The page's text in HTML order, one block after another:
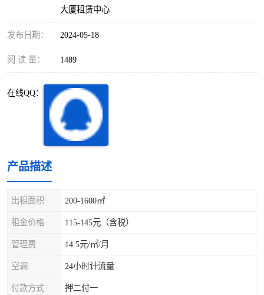
大厦租赁中心
发布日期： 2024-05-18
阅 读 量： 1489
在线QQ：
产品描述
出租面积 200-1600㎡
租金价格 115-145元（含税）
管理费 14.5元/㎡/月
空调 24小时计流量
付款方式 押二付一
南头 高新园
宝安西乡
光明区
龙华观澜